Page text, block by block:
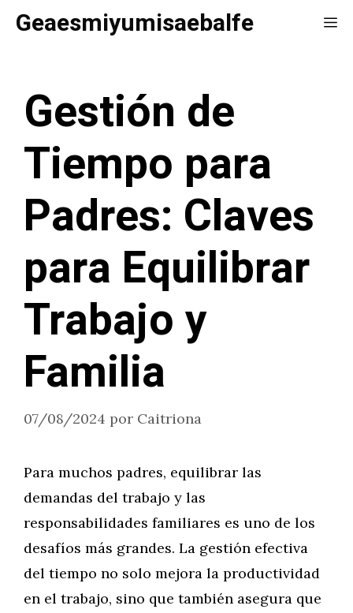
SaltarGeaesmiyumisaebalfe
Gestión de
Tiempo para
Padres: Claves
para Equilibrar
Trabajo y
Familia
07/08/2024 por Caitriona
Para muchos padres, equilibrar las
demandas del trabajo y las
responsabilidades familiares es uno de los
desafíos más grandes. La gestión efectiva
del tiempo no solo mejora la productividad
en el trabajo, sino que también asegura que